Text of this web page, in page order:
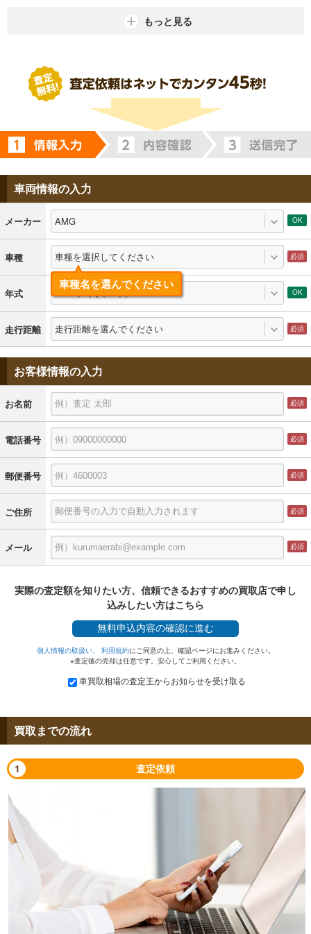
もっと見る
車両情報の入力
メーカー AMG
車種 車種を選択してください
車種名を選んでください
年式 2020年（令和2年）
走行距離 走行距離を選んでください
お客様情報の入力
お名前
電話番号
郵便番号
ご住所
メール
実際の査定額を知りたい方、信頼できるおすすめの買取店で申し
込みしたい方はこちら
無料申込内容の確認に進む
個人情報の取扱い、 利用規約にご同意の上、確認ページにお進みください。
※査定後の売却は任意です。安心してご利用ください。
車買取相場の査定王からお知らせを受け取る
買取までの流れ
1 査定依頼